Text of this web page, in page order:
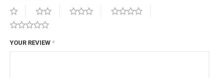
YOUR REVIEW *